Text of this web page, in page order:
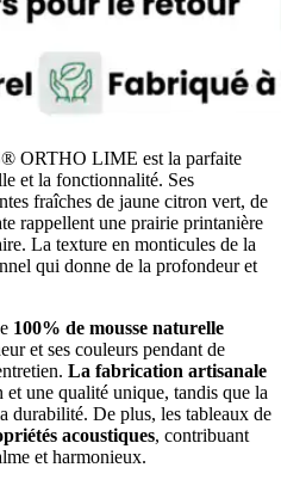
ORTHO LIME est la parfaite
et la fonctionnalité. Ses
fraîches de jaune citron vert, de
rappellent une prairie printanière
La texture en monticules de la
qui donne de la profondeur et
100% de mousse naturelle
et ses couleurs pendant de
La fabrication artisanale
et une qualité unique, tandis que la
durabilité. De plus, les tableaux de
acoustiques, contribuant
et harmonieux.